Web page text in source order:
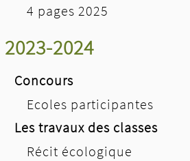
4 pages 2025
2023-2024
Concours
Ecoles participantes
Les travaux des classes
Récit écologique